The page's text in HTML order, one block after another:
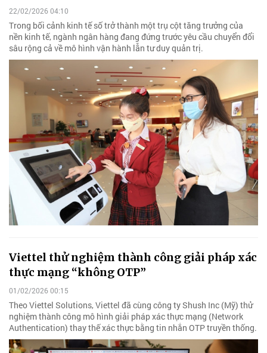
22/02/2026 04:10
Trong bối cảnh kinh tế số trở thành một trụ cột tăng trưởng của
nền kinh tế, ngành ngân hàng đang đứng trước yêu cầu chuyển đổi
sâu rộng cả về mô hình vận hành lẫn tư duy quản trị.
Viettel thử nghiệm thành công giải pháp xác
thực mạng “không OTP”
01/02/2026 00:15
Theo Viettel Solutions, Viettel đã cùng công ty Shush Inc (Mỹ) thử
nghiệm thành công mô hình giải pháp xác thực mạng (Network
Authentication) thay thế xác thực bằng tin nhắn OTP truyền thống.